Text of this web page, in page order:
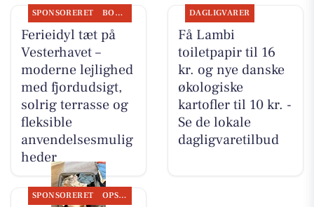
SPONSORERET BOLIGMARKED
Ferieidyl tæt på
Vesterhavet –
moderne lejlighed
med fjordudsigt,
solrig terrasse og
fleksible
anvendelsesmulig
heder
DAGLIGVARER
Få Lambi
toiletpapir til 16
kr. og nye danske
økologiske
kartofler til 10 kr. -
Se de lokale
dagligvaretilbud
SPONSORERET OPSLAGSTAVLEN